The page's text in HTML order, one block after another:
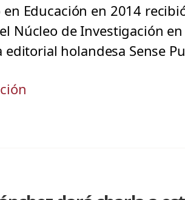
Educación en 2014
Núcleo de Investigación
holandesa Sense